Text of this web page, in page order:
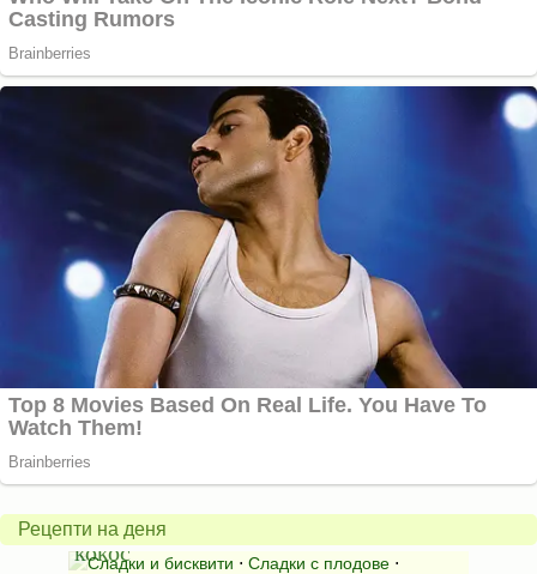
Рецепти на деня
Бисквити
с
горски
плодове
и
кокос
Сладки и бисквити ⋅ Сладки с плодове ⋅
ден*